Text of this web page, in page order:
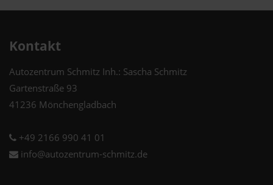
Kontakt
Autozentrum Schmitz Inh.: Sascha Schmitz
Gartenstraße 93
41236 Mönchengladbach
+49 2166 990 41 01
info@autozentrum-schmitz.de